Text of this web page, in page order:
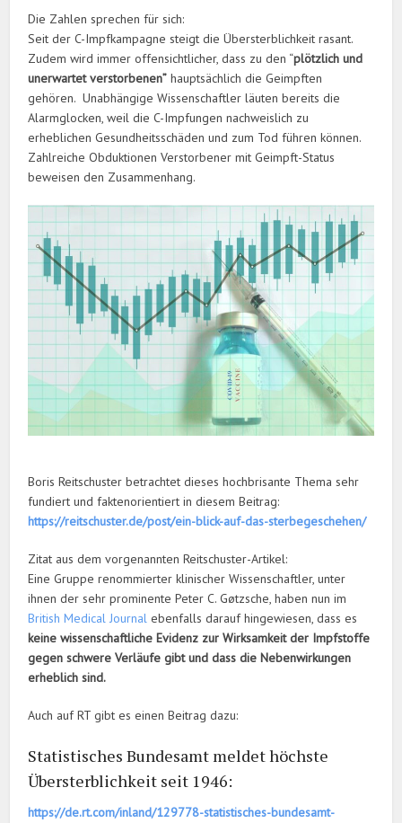
Die Zahlen sprechen für sich:
Seit der C-Impfkampagne steigt die Übersterblichkeit rasant.
Zudem wird immer offensichtlicher, dass zu den “plötzlich und
unerwartet verstorbenen” hauptsächlich die Geimpften
gehören. Unabhängige Wissenschaftler läuten bereits die
Alarmglocken, weil die C-Impfungen nachweislich zu
erheblichen Gesundheitsschäden und zum Tod führen können.
Zahlreiche Obduktionen Verstorbener mit Geimpft-Status
beweisen den Zusammenhang.
Boris Reitschuster betrachtet dieses hochbrisante Thema sehr
fundiert und faktenorientiert in diesem Beitrag:
https://reitschuster.de/post/ein-blick-auf-das-sterbegeschehen/
Zitat aus dem vorgenannten Reitschuster-Artikel:
Eine Gruppe renommierter klinischer Wissenschaftler, unter
ihnen der sehr prominente Peter C. Gøtzsche, haben nun im
British Medical Journal ebenfalls darauf hingewiesen, dass es
keine wissenschaftliche Evidenz zur Wirksamkeit der Impfstoffe
gegen schwere Verläufe gibt und dass die Nebenwirkungen
erheblich sind.
Auch auf RT gibt es einen Beitrag dazu:
Statistisches Bundesamt meldet höchste
Übersterblichkeit seit 1946:
https://de.rt.com/inland/129778-statistisches-bundesamt-